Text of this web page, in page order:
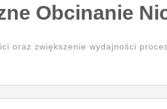
Obcinanie
oraz zwiększenie wydajności